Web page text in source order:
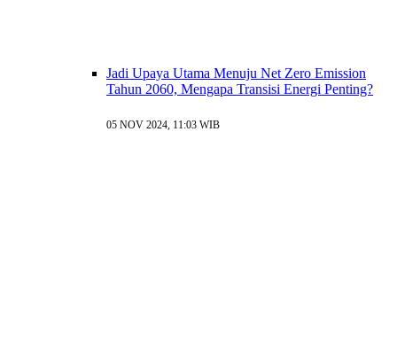
Jadi Upaya Utama Menuju Net Zero Emission
Tahun 2060, Mengapa Transisi Energi Penting?
05 NOV 2024, 11:03 WIB